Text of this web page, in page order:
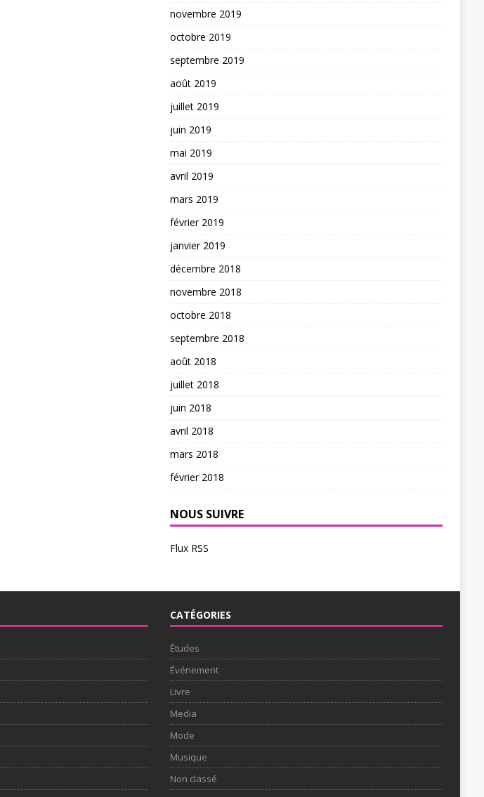
novembre 2019
octobre 2019
septembre 2019
août 2019
juillet 2019
juin 2019
mai 2019
avril 2019
mars 2019
février 2019
janvier 2019
décembre 2018
novembre 2018
octobre 2018
septembre 2018
août 2018
juillet 2018
juin 2018
avril 2018
mars 2018
février 2018
NOUS SUIVRE
Flux RSS
CATÉGORIES
Études
Événement
Livre
Media
Mode
Musique
Non classé